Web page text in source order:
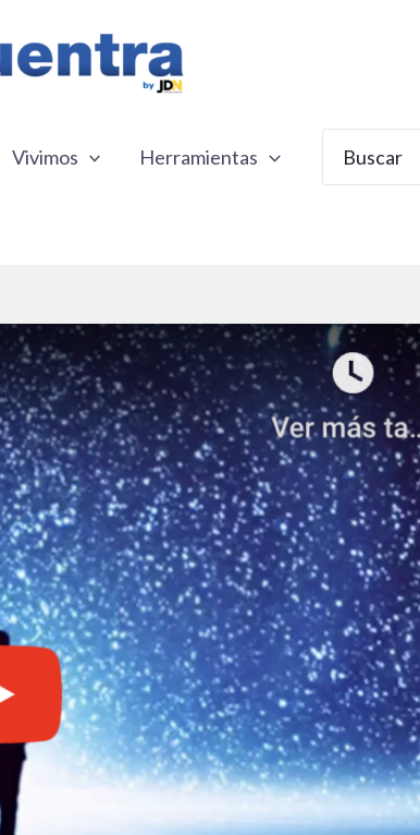
Vivimos Herramientas
por: